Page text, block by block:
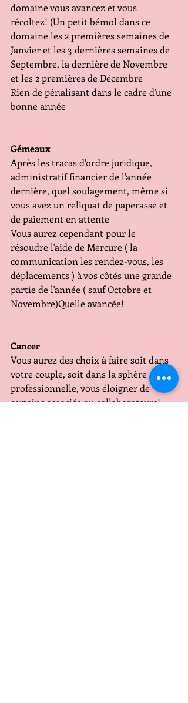
domaine vous avancez et vous
récoltez! (Un petit bémol dans ce
domaine les 2 premières semaines de
Janvier et les 3 dernières semaines de
Septembre, la dernière de Novembre
et les 2 premières de Décembre
Rien de pénalisant dans le cadre d'une
bonne année
Gémeaux
Après les tracas d'ordre juridique,
administratif financier de l'année
dernière, quel soulagement, même si
vous avez un reliquat de paperasse et
de paiement en attente
Vous aurez cependant pour le
résoudre l'aide de Mercure ( la
communication les rendez-vous, les
déplacements ) à vos côtés une grande
partie de l'année ( sauf Octobre et
Novembre)Quelle avancée!
Cancer
Vous aurez des choix à faire soit dans
votre couple, soit dans la sphère
professionnelle, vous éloigner de
certains associés ou collaborateurs!